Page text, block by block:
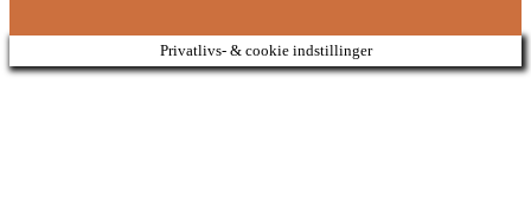
Privatlivs- & cookie indstillinger